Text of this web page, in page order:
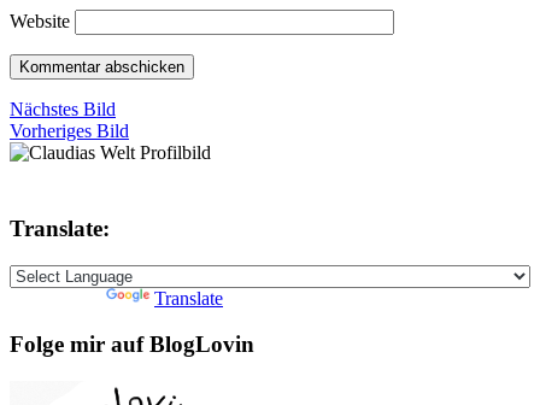
Website
Nächstes Bild
Vorheriges Bild
Translate:
Translate
Folge mir auf BlogLovin